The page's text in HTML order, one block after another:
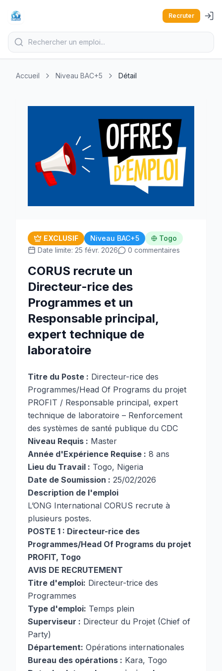
Recruter
Accueil Niveau BAC+5 Détail
EXCLUSIF Niveau BAC+5
Togo
Date limite: 25 févr. 2026
0 commentaires
CORUS recrute un
Directeur-rice des
Programmes et un
Responsable principal,
expert technique de
laboratoire
Titre du Poste : Directeur-rice des
Programmes/Head Of Programs du projet
PROFIT / Responsable principal, expert
technique de laboratoire – Renforcement
des systèmes de santé publique du CDC
Niveau Requis : Master
Année d'Expérience Requise : 8 ans
Lieu du Travail : Togo, Nigeria
Date de Soumission : 25/02/2026
Description de l'emploi
L’ONG International CORUS recrute à
plusieurs postes.
POSTE 1 : Directeur-rice des
Programmes/Head Of Programs du projet
PROFIT, Togo
AVIS DE RECRUTEMENT
Titre d'emploi: Directeur-trice des
Programmes
Type d'emploi: Temps plein
Superviseur : Directeur du Projet (Chief of
Party)
Département: Opérations internationales
Bureau des opérations : Kara, Togo